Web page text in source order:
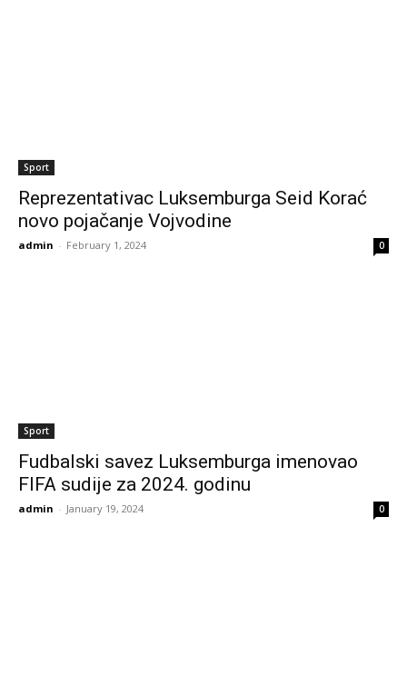
Sport
Reprezentativac Luksemburga Seid Korać
novo pojačanje Vojvodine
admin - February 1, 2024 0
Sport
Fudbalski savez Luksemburga imenovao
FIFA sudije za 2024. godinu
admin - January 19, 2024 0